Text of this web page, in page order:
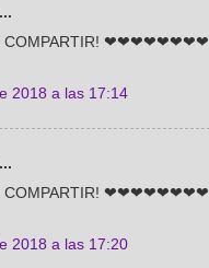
COMPARTIR!
2018 a las 17:14
COMPARTIR!
2018 a las 17:20